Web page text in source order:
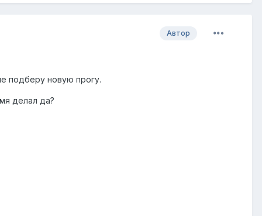
Автор
подберу новую прогу.
делал да?